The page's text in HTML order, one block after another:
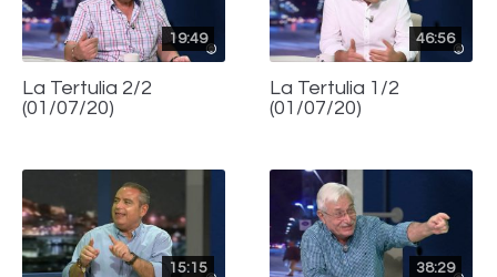
19:49
La Tertulia 2/2
(01/07/20)
46:56
La Tertulia 1/2
(01/07/20)
15:15 38:29